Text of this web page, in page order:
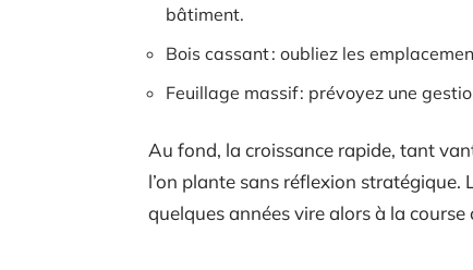
bâtiment.
Bois cassant : oubliez les
Feuillage massif : prévoyez une
Au fond, la croissance rapide, tant
l’on plante sans réflexion stratégique.
quelques années vire alors à la